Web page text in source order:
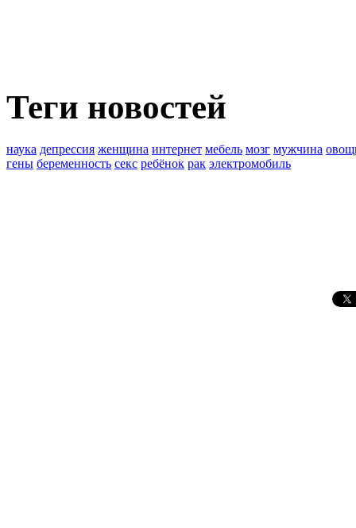
Теги новостей
наука депрессия женщина интернет мебель мозг мужчина
гены беременность секс ребёнок рак электромобиль